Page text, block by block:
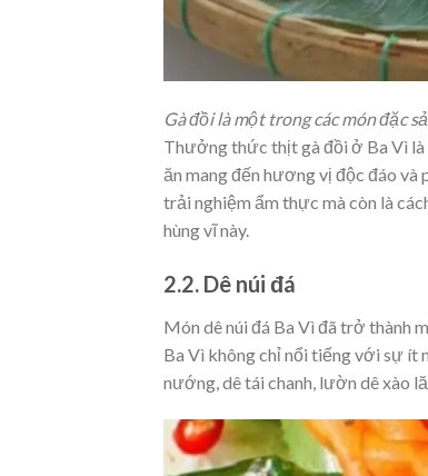
Gà đồi là một trong các món đặc
Thưởng thức thịt gà đồi ở Ba Vì
ăn mang đến hương vị độc đáo
trải nghiệm ẩm thực mà còn là
hùng vĩ này.
2.2. Dê núi đá
Món dê núi đá Ba Vì đã trở thành
Ba Vì không chỉ nổi tiếng với sự ít
nướng, dê tái chanh, lườn dê xào